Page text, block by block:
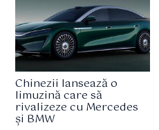
Chinezii lansează o
limuzină care să
rivalizeze cu Mercedes
și BMW